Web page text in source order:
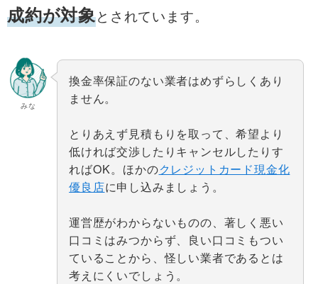
成約が対象とされています。
みな
換金率保証のない業者はめずらしくあり
ません。
とりあえず見積もりを取って、希望より
低ければ交渉したりキャンセルしたりす
ればOK。ほかのクレジットカード現金化
優良店に申し込みましょう。
運営歴がわからないものの、著しく悪い
口コミはみつからず、良い口コミもつい
ていることから、怪しい業者であるとは
考えにくいでしょう。